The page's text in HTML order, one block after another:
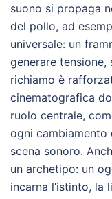
suono si propaga
del pollo, ad
universale: un
generare tensione,
richiamo è
cinematografica
ruolo centrale,
ogni
scena sonoro.
un archetipo: un
incarna l’istinto, la